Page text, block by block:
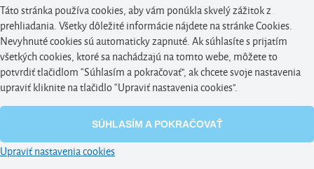
Táto stránka používa cookies, aby vám ponúkla skvelý zážitok z
prehliadania. Všetky dôležité informácie nájdete na stránke Cookies.
Nevyhnuté cookies sú automaticky zapnuté. Ak súhlasíte s prijatím
všetkých cookies, ktoré sa nachádzajú na tomto webe, môžete to
potvrdiť tlačidlom “Súhlasím a pokračovať", ak chcete svoje nastavenia
upraviť kliknite na tlačidlo “Upraviť nastavenia cookies".
SÚHLASÍM A POKRAČOVAŤ
Upraviť nastavenia cookies